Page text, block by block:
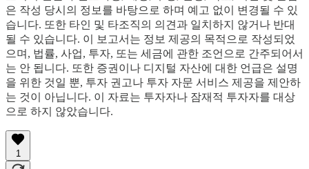
은 작성 당시의 정보를 바탕으로 하며 예고 없이 변경될 수 있
습니다. 또한 타인 및 타조직의 의견과 일치하지 않거나 반대
될 수 있습니다. 이 보고서는 정보 제공의 목적으로 작성되었
으며, 법률, 사업, 투자, 또는 세금에 관한 조언으로 간주되어서
는 안 됩니다. 또한 증권이나 디지털 자산에 대한 언급은 설명
을 위한 것일 뿐, 투자 권고나 투자 자문 서비스 제공을 제안하
는 것이 아닙니다. 이 자료는 투자자나 잠재적 투자자를 대상
으로 하지 않았습니다.
1